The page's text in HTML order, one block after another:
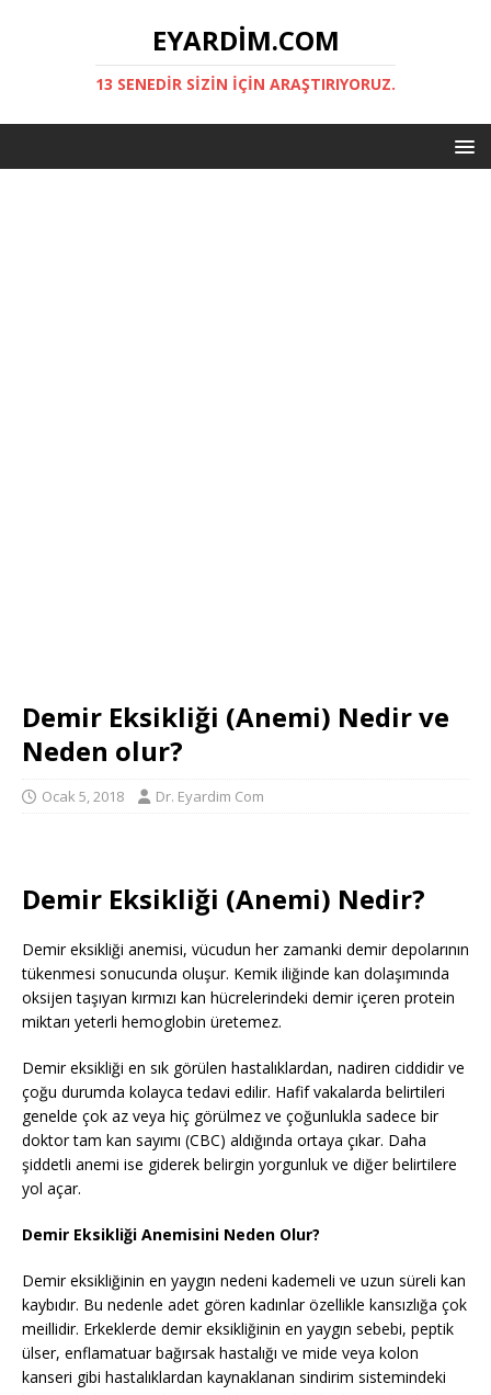
EYARDIM.COM
13 SENEDIR SIZIN IÇIN ARAŞTIRIYORUZ.
Demir Eksikliği (Anemi) Nedir ve
Neden olur?
Ocak 5, 2018 Dr. Eyardim Com
Demir Eksikliği (Anemi) Nedir?
Demir eksikliği anemisi, vücudun her zamanki demir depolarının
tükenmesi sonucunda oluşur. Kemik iliğinde kan dolaşımında
oksijen taşıyan kırmızı kan hücrelerindeki demir içeren protein
miktarı yeterli hemoglobin üretemez.
Demir eksikliği en sık görülen hastalıklardan, nadiren ciddidir ve
çoğu durumda kolayca tedavi edilir. Hafif vakalarda belirtileri
genelde çok az veya hiç görülmez ve çoğunlukla sadece bir
doktor tam kan sayımı (CBC) aldığında ortaya çıkar. Daha
şiddetli anemi ise giderek belirgin yorgunluk ve diğer belirtilere
yol açar.
Demir Eksikliği Anemisini Neden Olur?
Demir eksikliğinin en yaygın nedeni kademeli ve uzun süreli kan
kaybıdır. Bu nedenle adet gören kadınlar özellikle kansızlığa çok
meillidir. Erkeklerde demir eksikliğinin en yaygın sebebi, peptik
ülser, enflamatuar bağırsak hastalığı ve mide veya kolon
kanseri gibi hastalıklardan kaynaklanan sindirim sistemindeki